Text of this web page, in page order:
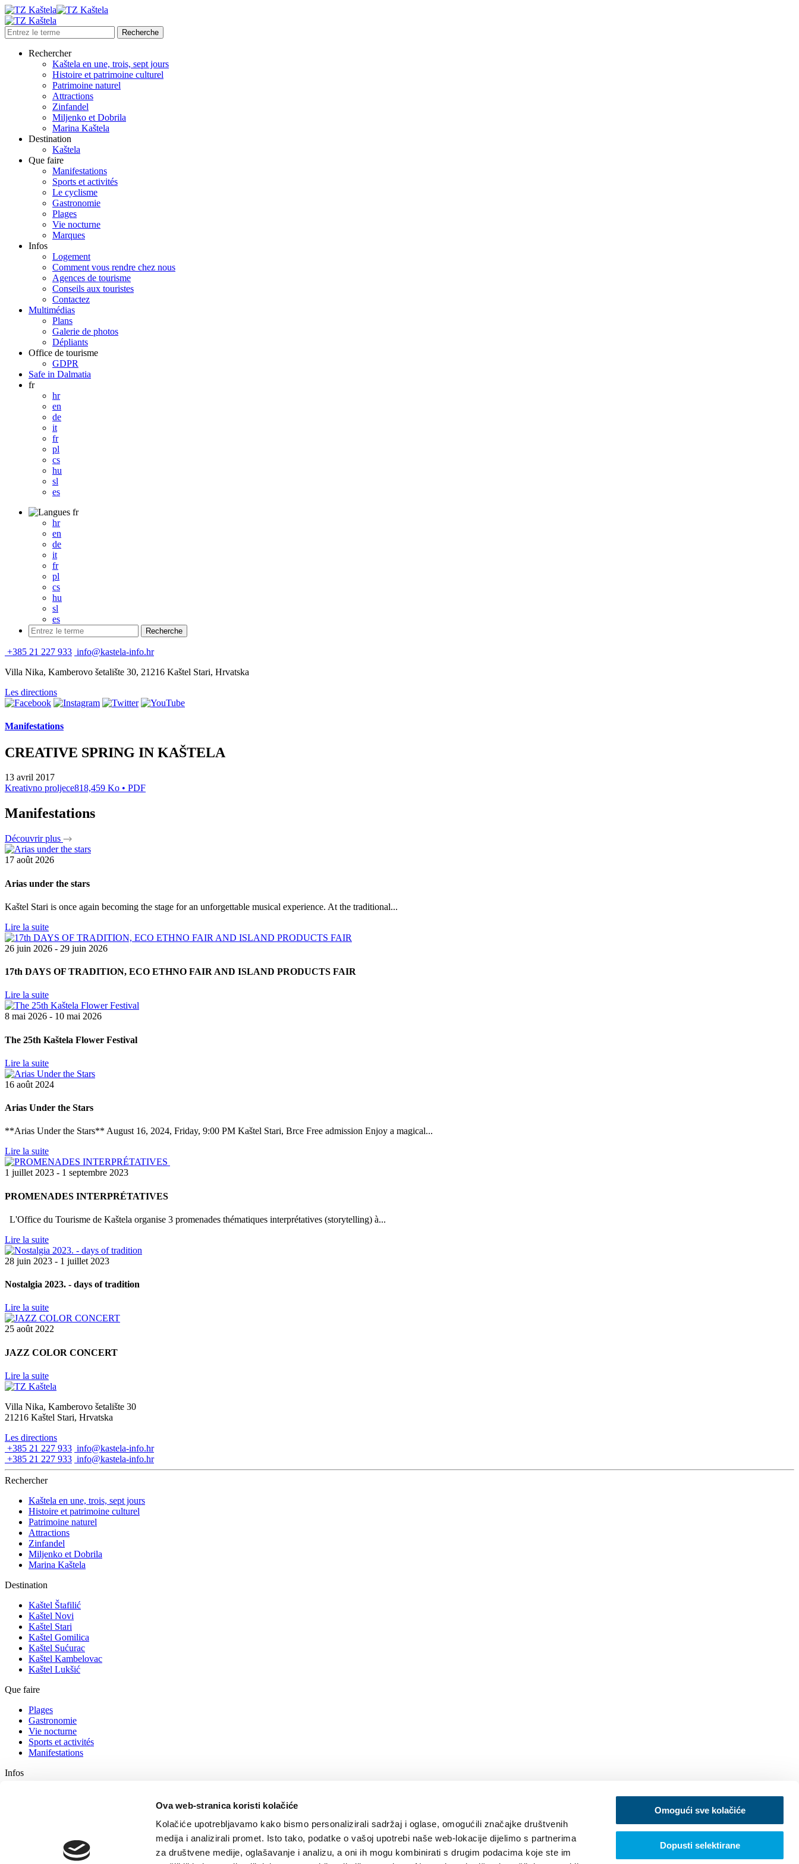
Ova web-stranica koristi kolačiće
Kolačiće upotrebljavamo kako bismo personalizirali sadržaj i oglase, omogućili značajke društvenih
medija i analizirali promet. Isto tako, podatke o vašoj upotrebi naše web-lokacije dijelimo s partnerima
za društvene medije, oglašavanje i analizu, a oni ih mogu kombinirati s drugim podacima koje ste im
Omogući sve kolačiće
Dopusti selektirane
Rechercher
Kaštela en une, trois, sept jours
Histoire et patrimoine culturel
Patrimoine naturel
Attractions
Zinfandel
Miljenko et Dobrila
Marina Kaštela
Destination
Kaštela
Que faire
Manifestations
Sports et activités
Le cyclisme
Gastronomie
Plages
Vie nocturne
Marques
Infos
Logement
Comment vous rendre chez nous
Agences de tourisme
Conseils aux touristes
Contactez
Multimédias
Plans
Galerie de photos
Dépliants
Office de tourisme
GDPR
Safe in Dalmatia
fr
hr
en
de
it
fr
pl
cs
hu
sl
es
fr
hr
en
de
it
fr
pl
cs
hu
sl
es
+385 21 227 933 info@kastela-info.hr
Villa Nika, Kamberovo šetalište 30, 21216 Kaštel Stari, Hrvatska
Les directions
Manifestations
CREATIVE SPRING IN KAŠTELA
13 avril 2017
Kreativno proljece818,459 Ko • PDF
Manifestations
Découvrir plus
17 août 2026
Arias under the stars
Kaštel Stari is once again becoming the stage for an unforgettable musical experience. At the traditional...
Lire la suite
26 juin 2026 - 29 juin 2026
17th DAYS OF TRADITION, ECO ETHNO FAIR AND ISLAND PRODUCTS FAIR
Lire la suite
8 mai 2026 - 10 mai 2026
The 25th Kaštela Flower Festival
Lire la suite
16 août 2024
Arias Under the Stars
**Arias Under the Stars** August 16, 2024, Friday, 9:00 PM Kaštel Stari, Brce Free admission Enjoy a magical...
Lire la suite
1 juillet 2023 - 1 septembre 2023
PROMENADES INTERPRÉTATIVES
L'Office du Tourisme de Kaštela organise 3 promenades thématiques interprétatives (storytelling) à...
Lire la suite
28 juin 2023 - 1 juillet 2023
Nostalgia 2023. - days of tradition
Lire la suite
25 août 2022
JAZZ COLOR CONCERT
Lire la suite
Villa Nika, Kamberovo šetalište 30
21216 Kaštel Stari, Hrvatska
Les directions
+385 21 227 933 info@kastela-info.hr
+385 21 227 933 info@kastela-info.hr
Rechercher
Kaštela en une, trois, sept jours
Histoire et patrimoine culturel
Patrimoine naturel
Attractions
Zinfandel
Miljenko et Dobrila
Marina Kaštela
Destination
Kaštel Štafilić
Kaštel Novi
Kaštel Stari
Kaštel Gomilica
Kaštel Sućurac
Kaštel Kambelovac
Kaštel Lukšić
Que faire
Plages
Gastronomie
Vie nocturne
Sports et activités
Manifestations
Infos
Office de tourisme